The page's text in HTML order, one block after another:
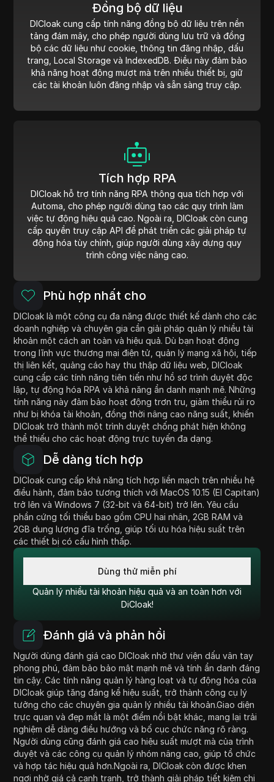
Đồng bộ dữ liệu
DICloak cung cấp tính năng đồng bộ dữ liệu trên nền
tảng đám mây, cho phép người dùng lưu trữ và đồng
bộ các dữ liệu như cookie, thông tin đăng nhập, dấu
trang, Local Storage và IndexedDB. Điều này đảm bảo
khả năng hoạt động mượt mà trên nhiều thiết bị, giữ
các tài khoản luôn đăng nhập và sẵn sàng truy cập.
Tích hợp RPA
DICloak hỗ trợ tính năng RPA thông qua tích hợp với
Automa, cho phép người dùng tạo các quy trình làm
việc tự động hiệu quả cao. Ngoài ra, DICloak còn cung
cấp quyền truy cập API để phát triển các giải pháp tự
động hóa tùy chỉnh, giúp người dùng xây dựng quy
trình công việc nâng cao.
Phù hợp nhất cho
DICloak là một công cụ đa năng được thiết kế dành cho các
doanh nghiệp và chuyên gia cần giải pháp quản lý nhiều tài
khoản một cách an toàn và hiệu quả. Dù bạn hoạt động
trong lĩnh vực thương mại điện tử, quản lý mạng xã hội, tiếp
thị liên kết, quảng cáo hay thu thập dữ liệu web, DICloak
cung cấp các tính năng tiên tiến như hồ sơ trình duyệt độc
lập, tự động hóa RPA và khả năng ẩn danh mạnh mẽ. Những
tính năng này đảm bảo hoạt động trơn tru, giảm thiểu rủi ro
như bị khóa tài khoản, đồng thời nâng cao năng suất, khiến
DICloak trở thành một trình duyệt chống phát hiện không
thể thiếu cho các hoạt động trực tuyến đa dạng.
Dễ dàng tích hợp
DICloak cung cấp khả năng tích hợp liền mạch trên nhiều hệ
điều hành, đảm bảo tương thích với MacOS 10.15 (El Capitan)
trở lên và Windows 7 (32-bit và 64-bit) trở lên. Yêu cầu
phần cứng tối thiểu bao gồm CPU hai nhân, 2GB RAM và
2GB dung lượng đĩa trống, giúp tối ưu hóa hiệu suất trên
các thiết bị có cấu hình thấp.
Dùng thử miễn phí
Quản lý nhiều tài khoản hiệu quả và an toàn hơn với
DiCloak!
Đánh giá và phản hồi
Người dùng đánh giá cao DICloak nhờ thư viện dấu vân tay
phong phú, đảm bảo bảo mật mạnh mẽ và tính ẩn danh đáng
tin cậy. Các tính năng quản lý hàng loạt và tự động hóa của
DICloak giúp tăng đáng kể hiệu suất, trở thành công cụ lý
tưởng cho các chuyên gia quản lý nhiều tài khoản.Giao diện
trực quan và đẹp mắt là một điểm nổi bật khác, mang lại trải
nghiệm dễ dàng điều hướng và bố cục chức năng rõ ràng.
Người dùng cũng đánh giá cao hiệu suất mượt mà của trình
duyệt và các công cụ quản lý nhóm nâng cao, giúp tổ chức
và hợp tác hiệu quả hơn.Ngoài ra, DICloak còn được khen
ngợi nhờ giá cả cạnh tranh, trở thành giải pháp tiết kiệm chi